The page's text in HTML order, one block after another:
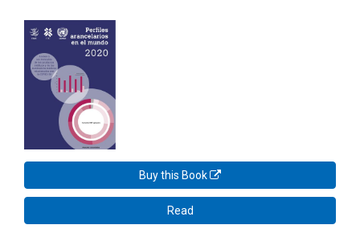
Buy this Book
Read